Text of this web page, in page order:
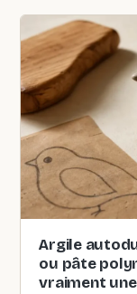
Argile
ou pâte
vraiment